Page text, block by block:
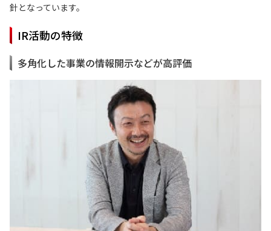
針となっています。
IR活動の特徴
多角化した事業の情報開示などが高評価